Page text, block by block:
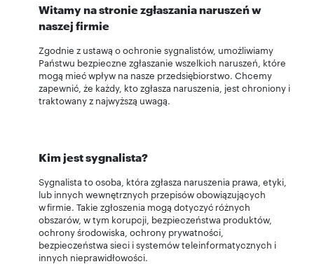
Witamy na stronie zgłaszania naruszeń w
naszej firmie
Zgodnie z ustawą o ochronie sygnalistów, umożliwiamy
Państwu bezpieczne zgłaszanie wszelkich naruszeń, które
mogą mieć wpływ na nasze przedsiębiorstwo. Chcemy
zapewnić, że każdy, kto zgłasza naruszenia, jest chroniony i
traktowany z najwyższą uwagą.
Kim jest sygnalista?
Sygnalista to osoba, która zgłasza naruszenia prawa, etyki,
lub innych wewnętrznych przepisów obowiązujących
w firmie. Takie zgłoszenia mogą dotyczyć różnych
obszarów, w tym korupcji, bezpieczeństwa produktów,
ochrony środowiska, ochrony prywatności,
bezpieczeństwa sieci i systemów teleinformatycznych i
innych nieprawidłowości.